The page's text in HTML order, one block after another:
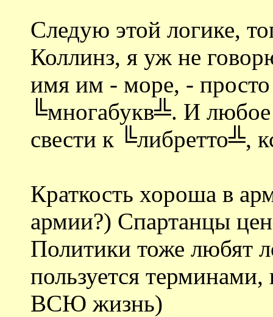
Следую этой логике,
Коллинз, я уж не
имя им - море, -
╚многабукв╩. И
свести к ╚либретто╩,
Краткость хороша в
армии?) Спартанцы
Политики тоже любят
пользуется терминами,
ВСЮ жизнь)